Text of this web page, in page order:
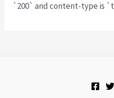
`200` and content-type is